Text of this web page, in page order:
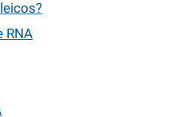
RNA